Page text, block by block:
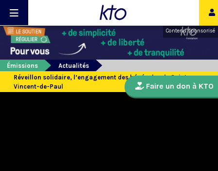
Contenu sponsorisé
Émissions
Actualités
Réveillon solidaire, l’engagement des bénévoles de Saint-
Vincent-de-Paul
Faire un don à KTO